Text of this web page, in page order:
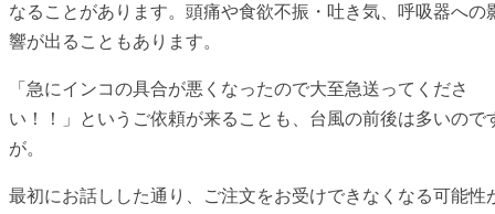
なることがあります。頭痛や食欲不振・吐き気、呼吸器への
響が出ることもあります。
「急にインコの具合が悪くなったので大至急送ってくださ
い！！」というご依頼が来ることも、台風の前後は多いので
が。
最初にお話しした通り、ご注文をお受けできなくなる可能性